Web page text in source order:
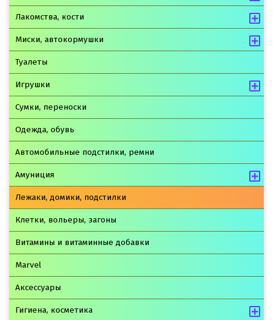
Лакомства, кости
Миски, автокормушки
Туалеты
Игрушки
Сумки, переноски
Одежда, обувь
Автомобильные подстилки, ремни
Амуниция
Лежаки, домики, подстилки
Клетки, вольеры, загоны
Витамины и витаминные добавки
Marvel
Аксессуары
Гигиена, косметика